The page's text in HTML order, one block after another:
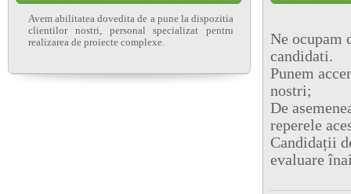
Avem abilitatea dovedita de a pune la dispozitia
clientilor nostri, personal specializat pentru
realizarea de proiecte complexe.
Ne ocupam
candidati.
Punem
nostri;
De
reperele
Candidații
evaluare